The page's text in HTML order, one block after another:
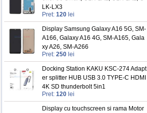
LK-LX3
Pret: 120 lei
Display Samsung Galaxy A16 5G, SM-
A166, Galaxy A16 4G, SM-A165, Gala
xy A26, SM-A266
Pret: 250 lei
Docking Station KAKU KSC-274 Adapt
er splitter HUB USB 3.0 TYPE-C HDMI
4K SD thunderbolt 5in1
Pret: 120 lei
Display cu touchscreen si rama Motor